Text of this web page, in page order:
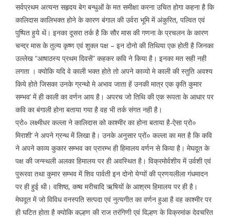
सर्वप्रथम अत्यन्त सहृदय बेग बन्धुओं के मत समीक्षा करना उचित होगा कहना है कि
कालिदास कालिभक्त होने के कारण बंगाल की उर्वरा भूमि में अंकुरित, पल्वित एवं
पुष्पित हुये थें। इनका दूसरा तर्क है कि सौर मास की गणना के प्रचलन के कारण
चन्द्र मास के तुल्य कृष्ण एवं शुक्ल पक्ष – इन दोनो की तिथिया एक होती है जिनका
उल्लेख “आषाठस्य प्रथम दिवसें” कहकर कवि ने किया है। इनका मत सही नही
लगता । क्योकि यदि वे काली भक्त होते तो अपने काव्यो मे काली की स्तुति अवश्य
किये होते जिसका उनके ग्रन्थो मे अभाव जाता हें उनकी मात्र एक कृति कुमार
सम्भव’ में ही काली का वर्णन आय है। अपरच जो तिथि की एक रूपता के आधार पर
कवि का बंगाली होना बताया गया है वह भी तर्क संगत नही है।
प्रो० लक्ष्मीधर कल्ला ने कालिदास को काश्मीर का होना बताया है-ऐसा प्रो०
मिराशी’ ने अपने ग्रन्थ में लिखा है। उनके अनुसार प्रों० कल्ला का मत है कि कवि
ने अपने काव्य कुकार सम्भव का प्रारम्भ ही हिमालय वर्णन से किया है। मेघदूत के
पक्ष की जन्स्थली अलका हिमालय पर ही अवस्थित है। विक्रमोर्वशीय में उर्वशी एवं
पुरूरवा तथा कुमार सम्भव में शिव पार्वती इन दोनो येग्यों की प्रणयलीला गंधमादन
पर ही हुई थी। वशिष्ठ, कष्व मरीचादि ऋषियों के आश्रम हिमालय पर ही है।
मेघदूत में जो विविध वनस्पति सत्पदा एवं नुत्यगीत का वर्णन हुआ है वह काश्मीर पर
ही घटित होता है क्योकि कल्हण की राज तरंगिणी एवं विल्हण के विक्रमांक देवचरित